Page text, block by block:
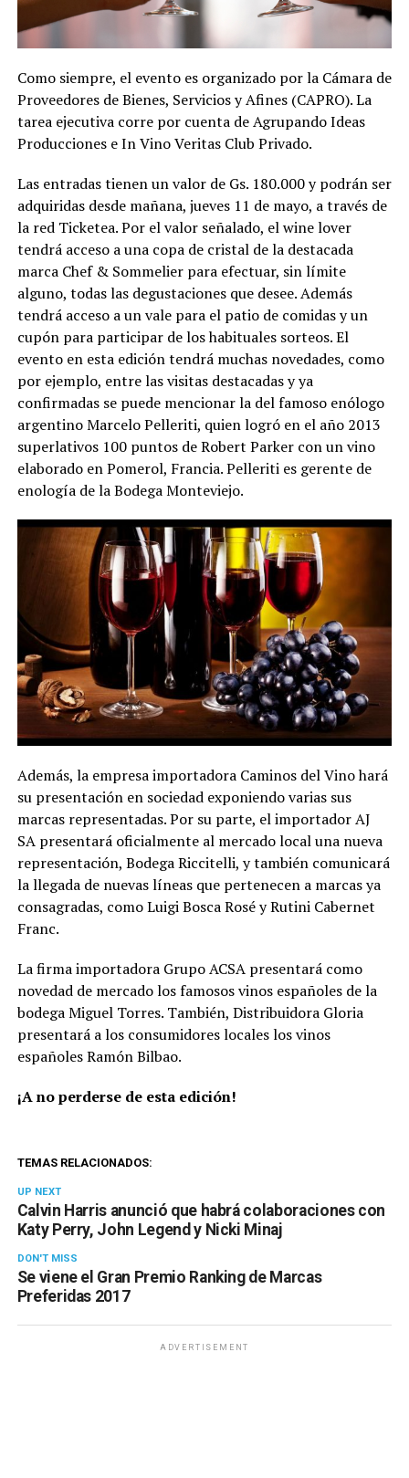
Como siempre, el evento es organizado por la Cámara de
Proveedores de Bienes, Servicios y Afines (CAPRO). La
tarea ejecutiva corre por cuenta de Agrupando Ideas
Producciones e In Vino Veritas Club Privado.
Las entradas tienen un valor de Gs. 180.000 y podrán ser
adquiridas desde mañana, jueves 11 de mayo, a través de
la red Ticketea. Por el valor señalado, el wine lover
tendrá acceso a una copa de cristal de la destacada
marca Chef & Sommelier para efectuar, sin límite
alguno, todas las degustaciones que desee. Además
tendrá acceso a un vale para el patio de comidas y un
cupón para participar de los habituales sorteos. El
evento en esta edición tendrá muchas novedades, como
por ejemplo, entre las visitas destacadas y ya
confirmadas se puede mencionar la del famoso enólogo
argentino Marcelo Pelleriti, quien logró en el año 2013
superlativos 100 puntos de Robert Parker con un vino
elaborado en Pomerol, Francia. Pelleriti es gerente de
enología de la Bodega Monteviejo.
Además, la empresa importadora Caminos del Vino hará
su presentación en sociedad exponiendo varias sus
marcas representadas. Por su parte, el importador AJ
SA presentará oficialmente al mercado local una nueva
representación, Bodega Riccitelli, y también comunicará
la llegada de nuevas líneas que pertenecen a marcas ya
consagradas, como Luigi Bosca Rosé y Rutini Cabernet
Franc.
La firma importadora Grupo ACSA presentará como
novedad de mercado los famosos vinos españoles de la
bodega Miguel Torres. También, Distribuidora Gloria
presentará a los consumidores locales los vinos
españoles Ramón Bilbao.
¡A no perderse de esta edición!
TEMAS RELACIONADOS:
UP NEXT
Calvin Harris anunció que habrá colaboraciones con
Katy Perry, John Legend y Nicki Minaj
DON'T MISS
Se viene el Gran Premio Ranking de Marcas
Preferidas 2017
ADVERTISEMENT